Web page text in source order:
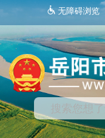
无障碍浏览